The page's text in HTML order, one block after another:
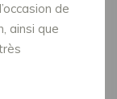
de
ainsi que